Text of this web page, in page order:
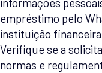
informações
empréstimo pelo
instituição
Verifique se a
normas e